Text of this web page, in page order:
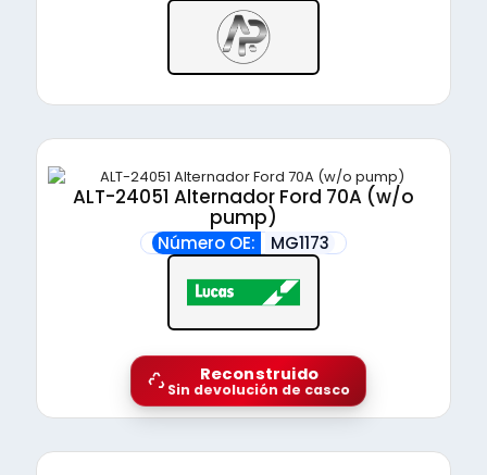
ALT-24051 Alternador Ford 70A (w/o
pump)
Número OE: MG1173
Reconstruido
Sin devolución de casco